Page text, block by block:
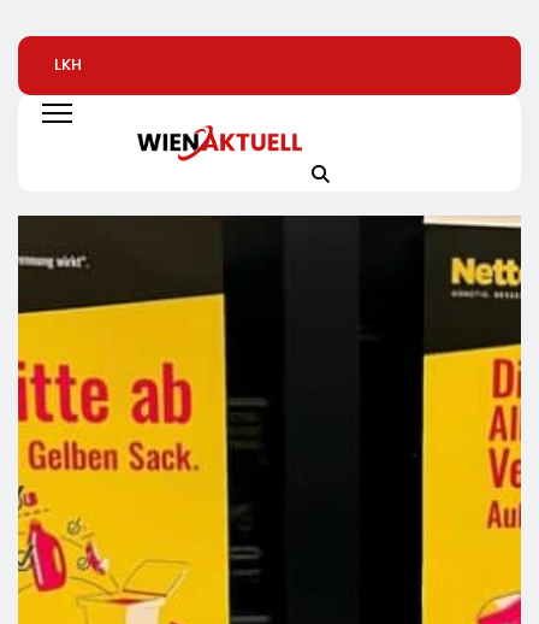
LKH
Krankenversicherung
Dreifach
Ausgezeichnet
Pizzeria: Gustavo
Innovationsprojekt
„Gustavomat“ An Den
Insolvenzen Sind